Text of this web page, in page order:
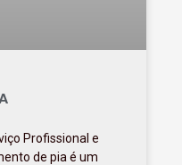
Profissional e
de pia é um